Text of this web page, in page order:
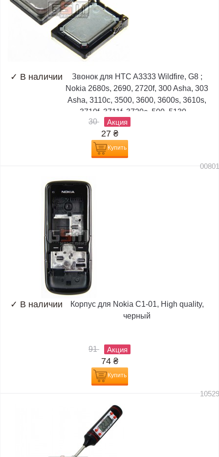
✓ В наличии
Звонок для HTC A3333 Wildfire, G8 ;
Nokia 2680s, 2690, 2720f, 300 Asha, 303
Asha, 3110c, 3500, 3600, 3600s, 3610s,
3710f, 3711f, 3720c, 500, 5130,...
30
Акция
27 ₴
Купить
✓ В наличии
Корпус для Nokia C1-01, High quality,
черный
91 Акция
74 ₴
Купить